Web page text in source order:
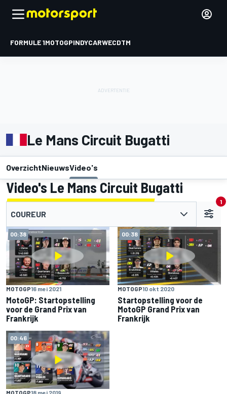
FORMULE 1MOTOGPINDYCARWECDTM
Le Mans Circuit Bugatti
OverzichtNieuwsVideo's
Video's Le Mans Circuit Bugatti
COUREUR
1
00:38
MOTOGP16 mei 2021
MotoGP: Startopstelling
voor de Grand Prix van
Frankrijk
00:38
MOTOGP10 okt 2020
Startopstelling voor de
MotoGP Grand Prix van
Frankrijk
00:46
MOTOGP18 mei 2019